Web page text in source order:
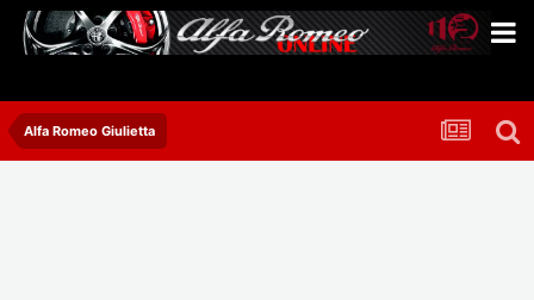
Alfa Romeo Giulietta